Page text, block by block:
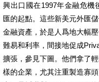
興出口國在1997年金融危機
匯的起點。這些新美元外匯
金融資產，於是人爲地大幅
難易和利率，間接地促成
擴張，參見下圖。他們拿了
樣的企業，尤其注重製造寡